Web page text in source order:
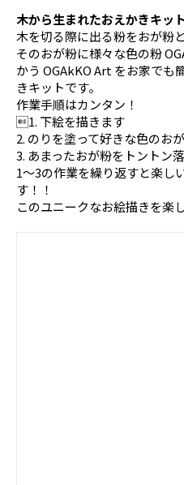
木から生まれたおえかきキット
木を切る際に出る粉をおが粉
そのおが粉に様々な色の粉
かう OGAkKO Art をお家でも
きキットです。
作業手順はカンタン！
1. 下絵を描きます
2. のりを塗って好きな色のお
3. あまったおが粉をトントン
1～3の作業を繰り返すと楽し
す！！
このユニークなお絵描きを楽